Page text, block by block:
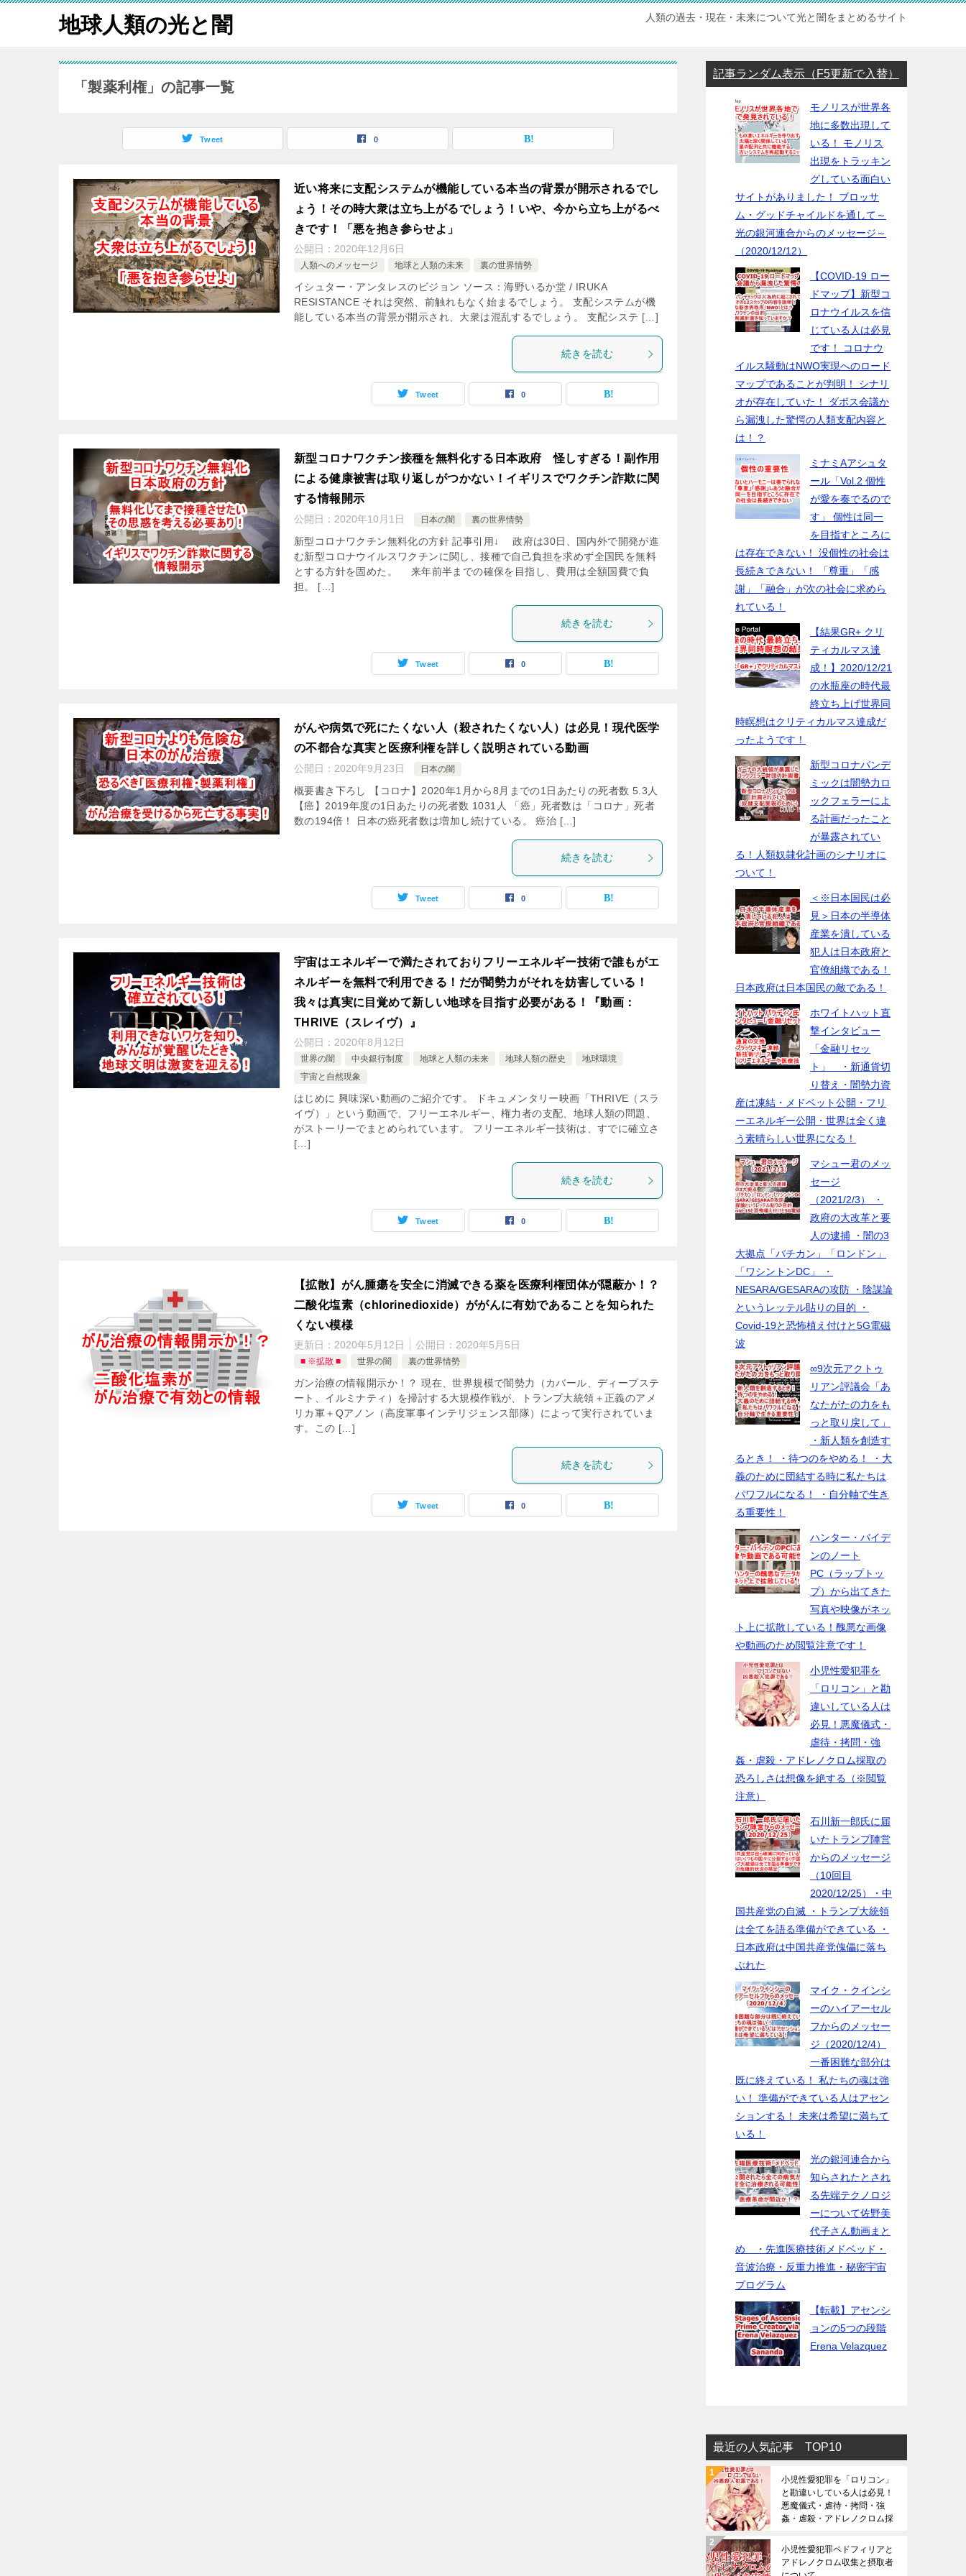
地球人類の光と闇 人類の過去・現在・未来について光と闇をまとめるサイト
「製薬利権」の記事一覧
Tweet 0
近い将来に支配システムが機能している本当の背景が開示されるでし
ょう！その時大衆は立ち上がるでしょう！いや、今から立ち上がるべ
きです！「悪を抱き参らせよ」
公開日： 2020年12月6日
人類へのメッセージ 地球と人類の未来 裏の世界情勢
イシュター・アンタレスのビジョン ソース：海野いるか堂 / IRUKA
RESISTANCE それは突然、前触れもなく始まるでしょう。 支配システムが機
能している本当の背景が開示され、大衆は混乱するでしょう。 支配システ […]
続きを読む
Tweet 0
新型コロナワクチン接種を無料化する日本政府 怪しすぎる！副作用
による健康被害は取り返しがつかない！イギリスでワクチン詐欺に関
する情報開示
公開日： 2020年10月1日 日本の闇 裏の世界情勢
新型コロナワクチン無料化の方針 記事引用↓ 政府は30日、国内外で開発が進
む新型コロナウイルスワクチンに関し、接種で自己負担を求めず全国民を無料
とする方針を固めた。 来年前半までの確保を目指し、費用は全額国費で負
担。 […]
続きを読む
Tweet 0
がんや病気で死にたくない人（殺されたくない人）は必見！現代医学
の不都合な真実と医療利権を詳しく説明されている動画
公開日： 2020年9月23日 日本の闇
概要書き下ろし 【コロナ】2020年1月から8月までの1日あたりの死者数 5.3人
【癌】2019年度の1日あたりの死者数 1031人 「癌」死者数は「コロナ」死者
数の194倍！ 日本の癌死者数は増加し続けている。 癌治 […]
続きを読む
Tweet 0
宇宙はエネルギーで満たされておりフリーエネルギー技術で誰もがエ
ネルギーを無料で利用できる！だが闇勢力がそれを妨害している！
我々は真実に目覚めて新しい地球を目指す必要がある！『動画：
THRIVE（スレイヴ）』
公開日： 2020年8月12日
世界の闇 中央銀行制度 地球と人類の未来 地球人類の歴史
地球環境
宇宙と自然現象
はじめに 興味深い動画のご紹介です。 ドキュメンタリー映画「THRIVE（スラ
イヴ）」という動画で、フリーエネルギー、権力者の支配、地球人類の問題、
がストーリーでまとめられています。 フリーエネルギー技術は、すでに確立さ
[…]
続きを読む
Tweet 0
【拡散】がん腫瘍を安全に消滅できる薬を医療利権団体が隠蔽か！？
二酸化塩素（chlorinedioxide）ががんに有効であることを知られた
くない模様
更新日： 2020年5月12日 公開日： 2020年5月5日
■ ※拡散 ■ 世界の闇 裏の世界情勢
ガン治療の情報開示か！？ 現在、世界規模で闇勢力（カバール、ディープステ
ート、イルミナティ）を掃討する大規模作戦が、トランプ大統領＋正義のアメ
リカ軍＋Qアノン（高度軍事インテリジェンス部隊）によって実行されていま
す。この […]
続きを読む
Tweet 0
記事ランダム表示（F5更新で入替）
モノリスが世界各
地に多数出現して
いる！ モノリス
出現をトラッキン
グしている面白い
サイトがありました！ ブロッサ
ム・グッドチャイルドを通して～
光の銀河連合からのメッセージ～
（2020/12/12）
【COVID-19 ロー
ドマップ】新型コ
ロナウイルスを信
じている人は必見
です！ コロナウ
イルス騒動はNWO実現へのロード
マップであることが判明！ シナリ
オが存在していた！ ダボス会議か
ら漏洩した驚愕の人類支配内容と
は！？
ミナミAアシュタ
ール「Vol.2 個性
が愛を奏でるので
す」 個性は同一
を目指すところに
は存在できない！ 没個性の社会は
長続きできない！ 「尊重」「感
謝」「融合」が次の社会に求めら
れている！
【結果GR+ クリ
ティカルマス達
成！】2020/12/21
の水瓶座の時代最
終立ち上げ世界同
時瞑想はクリティカルマス達成だ
ったようです！
新型コロナパンデ
ミックは闇勢力ロ
ックフェラーによ
る計画だったこと
が暴露されてい
る！人類奴隷化計画のシナリオに
ついて！
＜※日本国民は必
見＞日本の半導体
産業を潰している
犯人は日本政府と
官僚組織である！
日本政府は日本国民の敵である！
ホワイトハット直
撃インタビュー
「金融リセッ
ト」 ・新通貨切
り替え・闇勢力資
産は凍結・メドベット公開・フリ
ーエネルギー公開・世界は全く違
う素晴らしい世界になる！
マシュー君のメッ
セージ
（2021/2/3） ・
政府の大改革と要
人の逮捕 ・闇の3
大拠点「バチカン」「ロンドン」
「ワシントンDC」 ・
NESARA/GESARAの攻防 ・陰謀論
というレッテル貼りの目的 ・
Covid-19と恐怖植え付けと5G電磁
波
∞9次元アクトゥ
リアン評議会「あ
なたがたの力をも
っと取り戻して」
・新人類を創造す
るとき！ ・待つのをやめる！ ・大
義のために団結する時に私たちは
パワフルになる！ ・自分軸で生き
る重要性！
ハンター・バイデ
ンのノート
PC（ラップトッ
プ）から出てきた
写真や映像がネッ
ト上に拡散している！醜悪な画像
や動画のため閲覧注意です！
小児性愛犯罪を
「ロリコン」と勘
違いしている人は
必見！悪魔儀式・
虐待・拷問・強
姦・虐殺・アドレノクロム採取の
恐ろしさは想像を絶する（※閲覧
注意）
石川新一郎氏に届
いたトランプ陣営
からのメッセージ
（10回目
2020/12/25）・中
国共産党の自滅 ・トランプ大統領
は全てを語る準備ができている ・
日本政府は中国共産党傀儡に落ち
ぶれた
マイク・クインシ
ーのハイアーセル
フからのメッセー
ジ（2020/12/4）
一番困難な部分は
既に終えている！ 私たちの魂は強
い！ 準備ができている人はアセン
ションする！ 未来は希望に満ちて
いる！
光の銀河連合から
知らされたとされ
る先端テクノロジ
ーについて佐野美
代子さん動画まと
め ・先進医療技術メドベッド・
音波治療・反重力推進・秘密宇宙
プログラム
【転載】アセンシ
ョンの5つの段階
Erena Velazquez
最近の人気記事 TOP10
小児性愛犯罪を「ロリコン」
と勘違いしている人は必見！
悪魔儀式・虐待・拷問・強
姦・虐殺・アドレノクロム採
（※閲覧注意）
小児性愛犯罪ペドフィリアと
アドレノクロム収集と摂取者